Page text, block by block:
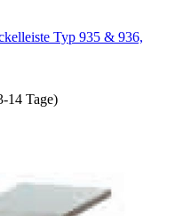
Typ 935 & 936,
14 Tage)